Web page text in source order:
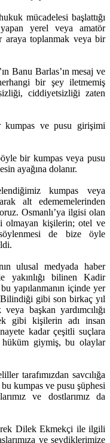
mücadelesi başlattığı
yapan yerel veya amatör
araya toplanmak veya bir
Banu Barlas’ın mesaj ve
bir şey iletmemiş
ciddiyetsizliği zaten
kumpas ve pusu girişimi
bir kumpas veya pusu
ayağına dolanır.
kumpas veya
alt edememelerinden
Osmanlı’ya ilgisi olan
olmayan kişilerin; otel ve
söylenmesi de bize öyle
ulusal medyada haber
yakınlığı bilinen Kadir
yapılanmanın içinde yer
Bilindiği gibi son birkaç yıl
başkan yardımcılığı
gibi kişilerin adı insan
kadar çeşitli suçlara
hüküm giymiş, bu olaylar
tarafımızdan savcılığa
kumpas ve pusu şüphesi
ve dostlarımız da
Dilek Ekmekçi ile ilgili
ve sevdiklerimize